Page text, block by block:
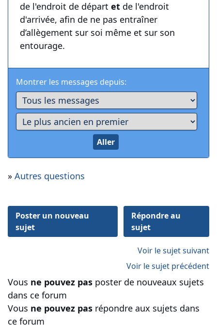
de l'endroit de départ et de l'endroit
d'arrivée, afin de ne pas entraîner
d’allègement sur soi même et sur son
entourage.
Montrer les messages depuis:
» Autres questions
Poster un nouveau
sujet
Répondre au
sujet
Voir le sujet suivant
Voir le sujet précédent
Vous ne pouvez pas poster de nouveaux sujets
dans ce forum
Vous ne pouvez pas répondre aux sujets dans
ce forum